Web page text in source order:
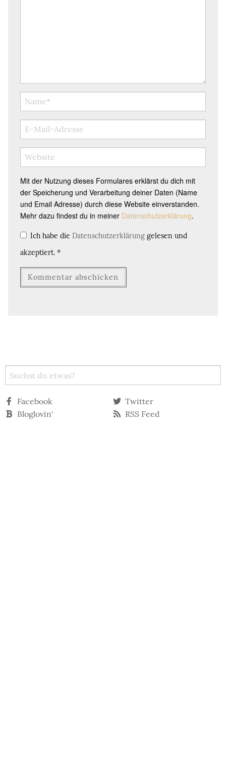
Mit der Nutzung dieses Formulares erklärst du dich mit
der Speicherung und Verarbeitung deiner Daten (Name
und Email Adresse) durch diese Website einverstanden.
Mehr dazu findest du in meiner Datenschutzerklärung.
Ich habe die Datenschutzerklärung gelesen und
akzeptiert. *
Facebook
Twitter
Bloglovin‘
RSS Feed